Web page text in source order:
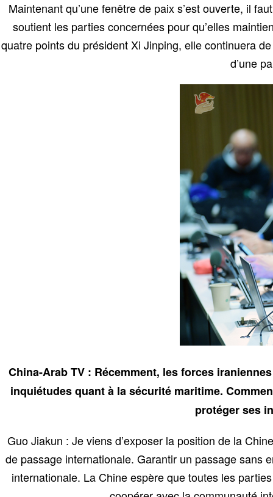
Maintenant qu’une fenêtre de paix s’est ouverte, il
soutient les parties concernées pour qu’elles
quatre points du président Xi Jinping, elle continuera
d’une
China-Arab TV : Récemment, les forces
inquiétudes quant à la sécurité maritime.
protéger ses
Guo Jiakun : Je viens d’exposer la position de la
de passage internationale. Garantir un passage
internationale. La Chine espère que toutes les